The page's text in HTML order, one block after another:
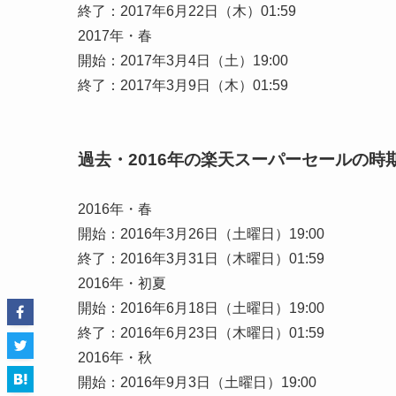
終了：2017年6月22日（木）01:59
2017年・春
開始：2017年3月4日（土）19:00
終了：2017年3月9日（木）01:59
過去・2016年の楽天スーパーセールの時
2016年・春
開始：2016年3月26日（土曜日）19:00
終了：2016年3月31日（木曜日）01:59
2016年・初夏
開始：2016年6月18日（土曜日）19:00
終了：2016年6月23日（木曜日）01:59
2016年・秋
開始：2016年9月3日（土曜日）19:00